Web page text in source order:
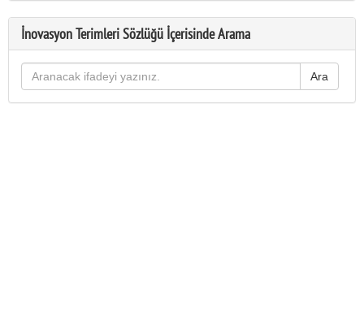
İnovasyon Terimleri Sözlüğü İçerisinde Arama